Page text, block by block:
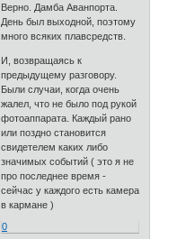
Верно. Дамба Аванпорта.
День был выходной, поэтому
много всяких плавсредств.
И, возвращаясь к
предыдущему разговору.
Были случаи, когда очень
жалел, что не было под рукой
фотоаппарата. Каждый рано
или поздно становится
свидетелем каких либо
значимых событий ( это я не
про последнее время -
сейчас у каждого есть камера
в кармане )
0